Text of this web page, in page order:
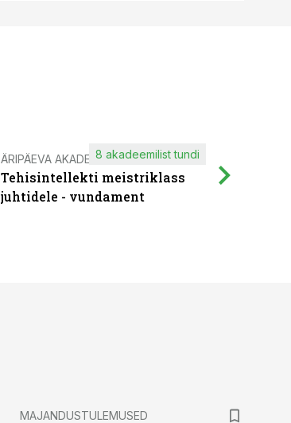
ÄRIPÄEVA AKADEEMIA
Tehisintellekti meistriklass
juhtidele - vundament
8 akadeemilist tundi
MAJANDUSTULEMUSED